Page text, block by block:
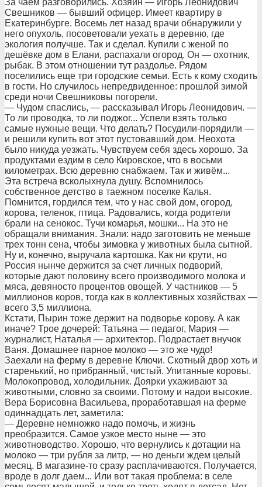
За чаем разговорились. Хозяин — Игорь Леонидович
Свешников — бывший офицер. Имеет квартиру в
Екатеринбурге. Восемь лет назад врачи обнаружили у
него опухоль, посоветовали уехать в деревню, где
экология получше. Так и сделал. Купили с женой по
дешёвке дом в Елани, распахали огород. Он — охотник,
рыбак. В этом отношении тут раздолье. Рядом
поселились еще три городские семьи. Есть к кому сходить
в гости. Но случилось непредвиденное: прошлой зимой
среди ночи Свешниковы погорели.
— Чудом спаслись, — рассказывал Игорь Леонидович. —
То ли проводка, то ли поджог... Успели взять только
самые нужные вещи. Что делать? Посудили-порядили —
и решили купить вот этот пустовавший дом. Неохота
было никуда уезжать. Чувствуем себя здесь хорошо. За
продуктами ездим в село Кировское, что в восьми
километрах. Всю деревню снабжаем. Так и живём...
Эта встреча всколыхнула душу. Вспомнилось
собственное детство в таежном поселке Калья.
Помнится, гордился тем, что у нас свой дом, огород,
корова, теленок, птица. Радовались, когда родители
брали на сенокос. Тучи комарья, мошки... На это не
обращали внимания. Знали: надо заготовить не меньше
трех тонн сена, чтобы зимовка у животных была сытной.
Ну и, конечно, выручала картошка. Как ни крути, но
Россия нынче держится за счет личных подворий,
которые дают половину всего производимого молока и
мяса, девяносто процентов овощей. У частников — 5
миллионов коров, тогда как в коллективных хозяйствах —
всего 3,5 миллиона.
Кстати, Пырин тоже держит на подворье корову. А как
иначе? Трое дочерей: Татьяна — педагог, Мария —
журналист, Наталья — архитектор. Подрастает внучок
Ваня. Домашнее парное молоко — это же чудо!
Заехали на ферму в деревне Ключи. Скотный двор хоть и
старенький, но прибранный, чистый. Упитанные коровы.
Молокопровод, холодильник. Доярки ухаживают за
животными, словно за своими. Потому и надои высокие.
Вера Борисовна Васильева, проработавшая на ферме
одиннадцать лет, заметила:
— Деревне немножко надо помочь, и жизнь
преобразится. Самое узкое место ныне — это
животноводство. Хорошо, что вернулись к дотации на
молоко — три рубля за литр, — но деньги ждем целый
месяц. В магазине-то сразу расплачиваются. Получается,
вроде в долг даем... Или вот такая проблема: в селе